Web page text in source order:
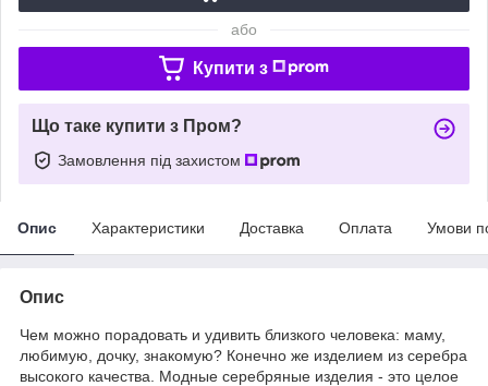
або
Купити з
Що таке купити з Пром?
Замовлення під захистом
Опис Характеристики Доставка Оплата Умови
Опис
Чем можно порадовать и удивить близкого человека: маму,
любимую, дочку, знакомую? Конечно же изделием из серебра
высокого качества. Модные серебряные изделия - это целое